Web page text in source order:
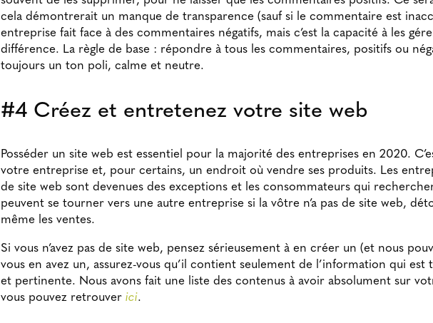
cela démontrerait un manque de transparence (sauf si le commentaire est
entreprise fait face à des commentaires négatifs, mais c’est la capacité à les
différence. La règle de base : répondre à tous les commentaires, positifs ou
toujours un ton poli, calme et neutre.
#4 Créez et entretenez votre site web
Posséder un site web est essentiel pour la majorité des entreprises en 2020.
votre entreprise et, pour certains, un endroit où vendre ses produits. Les
de site web sont devenues des exceptions et les consommateurs qui
peuvent se tourner vers une autre entreprise si la vôtre n’a pas de site web,
même les ventes.
Si vous n’avez pas de site web, pensez sérieusement à en créer un (et nous
vous en avez un, assurez-vous qu’il contient seulement de l’information qui est
et pertinente. Nous avons fait une liste des contenus à avoir absolument sur
vous pouvez retrouver ici.